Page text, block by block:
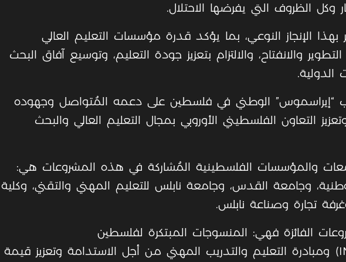
وكل الظروف التي يفرضها الاحتلال.
بهذا الإنجاز النوعي، بما يؤكد قدرة مؤسسات التعليم العالي
والانفتاح، والالتزام بتعزيز جودة التعليم، وتوسيع آفاق البحث
الدولية.
“إيراسموس” الوطني في فلسطين على دعمه المُتواصل وجهوده
التعاون الفلسطيني الأوروبي بمجال التعليم العالي والبحث
والمؤسسات الفلسطينية المُشاركة في هذه المشروعات هي:
وجامعة القدس، وجامعة نابلس للتعليم المهني والتقني، وكلية
تجارة وصناعة نابلس.
الفائزة فهي: المنسوجات المبتكرة لفلسطين
ومبادرة التعليم والتدريب المهني من أجل الاستدامة وتعزيز قيمة